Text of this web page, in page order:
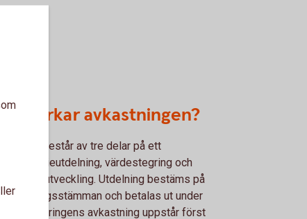
påverkar avkastningen?
består av tre delar på ett
Aktieutdelning, värdestegring och
utveckling. Utdelning bestäms på
bolagsstämman och betalas ut under
Värdestegringens avkastning uppstår först